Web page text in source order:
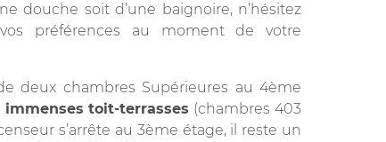
douche soit d’une baignoire, n’hésitez
préférences au moment de votre
deux chambres Supérieures au 4ème
immenses toit-terrasses (chambres 403
s’arrête au 3ème étage, il reste un